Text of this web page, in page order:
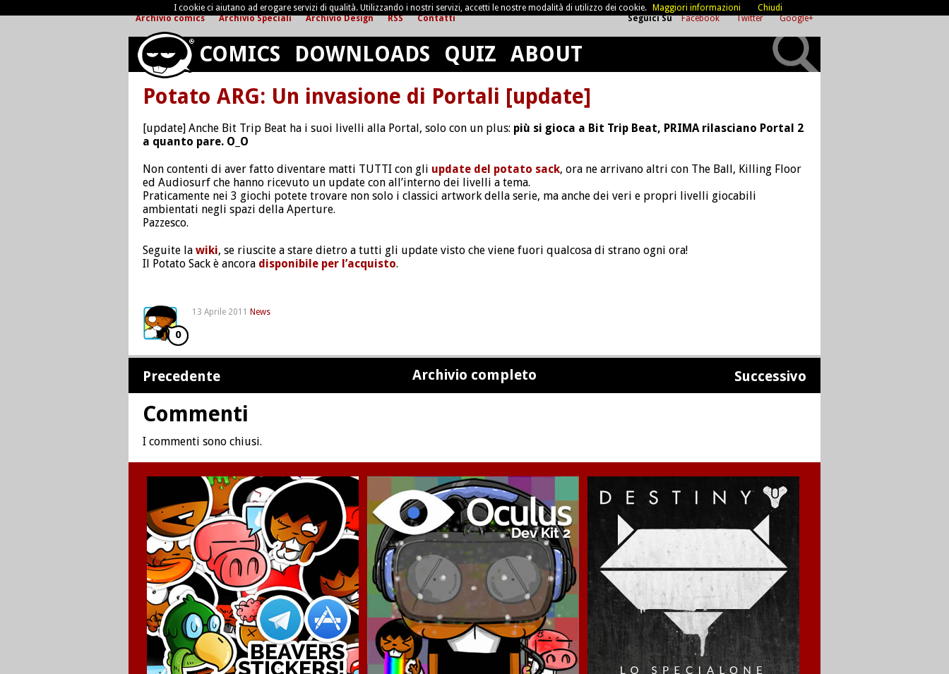
Seguici Su Facebook Twitter Google+
Archivio comics Archivio Speciali Archivio Design RSS Contatti
COMICS DOWNLOADS QUIZ ABOUT
Potato ARG: Un invasione di Portali [update]
[update] Anche Bit Trip Beat ha i suoi livelli alla Portal, solo con un plus: più si gioca a Bit Trip Beat, PRIMA rilasciano Portal 2
a quanto pare. O_O
Non contenti di aver fatto diventare matti TUTTI con gli update del potato sack, ora ne arrivano altri con The Ball, Killing Floor
ed Audiosurf che hanno ricevuto un update con all’interno dei livelli a tema.
Praticamente nei 3 giochi potete trovare non solo i classici artwork della serie, ma anche dei veri e propri livelli giocabili
ambientati negli spazi della Aperture.
Pazzesco.
Seguite la wiki, se riuscite a stare dietro a tutti gli update visto che viene fuori qualcosa di strano ogni ora!
Il Potato Sack è ancora disponibile per l’acquisto.
13 Aprile 2011 News
0
Precedente Archivio completo Successivo
Commenti
I commenti sono chiusi.
I cookie ci aiutano ad erogare servizi di qualità. Utilizzando i nostri servizi, accetti le nostre modalità di utilizzo dei cookie. Maggiori informazioni Chiudi